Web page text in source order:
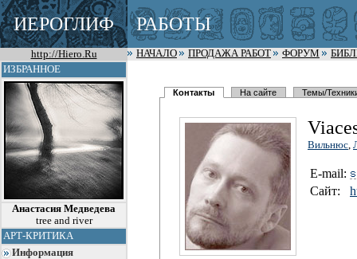
ИЕРОГЛИФ РАБОТЫ
http://Hiero.Ru НАЧАЛО ПРОДАЖА РАБОТ ФОРУМ
ИЗБРАННОЕ
Анастасия Медведева
tree and river
АРТ-КРИТИКА
Информация
Контакты На сайте Темы/
Вильнюс,
E-mail:
Сайт: